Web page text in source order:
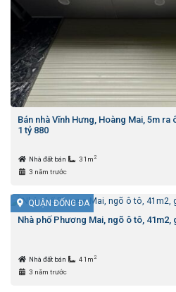
Bán nhà Vĩnh Hưng, Hoàng Mai, 5m ra
1 tỷ 880
Nhà đất bán 31m 2
3 năm trước
QUẬN ĐỐNG ĐA
Nhà phố Phương Mai, ngõ ô tô, 41m2,
Nhà đất bán 41m 2
3 năm trước